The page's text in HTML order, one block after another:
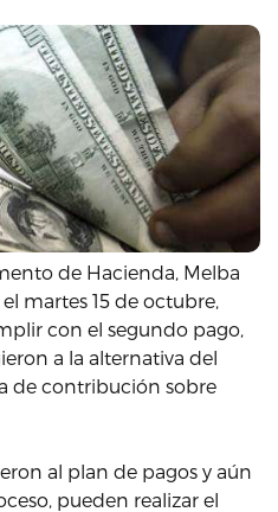
de Hacienda, Melba
martes 15 de octubre,
con el segundo pago,
a la alternativa del
de contribución sobre
al plan de pagos y aún
pueden realizar el